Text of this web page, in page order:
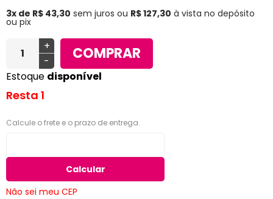
3x de R$ 43,30 sem juros ou R$ 127,30 à vista no depósito
ou pix
+
-
COMPRAR
Estoque disponível
Resta 1
Calcule o frete e o prazo de entrega.
Calcular
Não sei meu CEP